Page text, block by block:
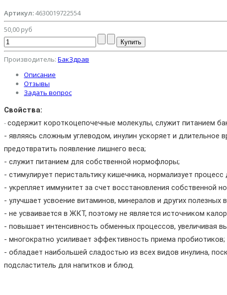
Артикул:4630019722554
50,00 руб
Производитель: БакЗдрав
Описание
Отзывы
Задать вопрос
Свойства:
-содержит короткоцепочечные молекулы, служит питанием
- являясь сложным углеводом, инулин ускоряет и
предотвратить появление лишнего веса;
- служит питанием для собственной нормофлоры;
- стимулирует перистальтику кишечника, нормализует
- укрепляет иммунитет за счет восстановления
- улучшает усвоение витаминов, минералов и других полезных
- не усваивается в ЖКТ, поэтому не является источником
- повышает интенсивность обменных процессов, увеличивая
- многократно усиливает эффективность приема пробиотиков;
- обладает наибольшей сладостью из всех видов инулина,
подсластитель для напитков и блюд.